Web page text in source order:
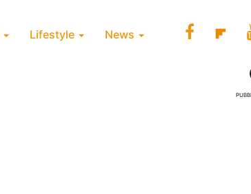
Lifestyle News